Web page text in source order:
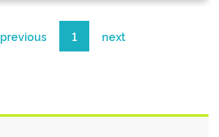
previous 1 next